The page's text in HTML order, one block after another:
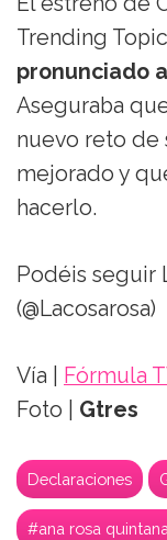
Trending
pronunciado
Aseguraba
nuevo reto de
mejorado y
hacerlo.
Podéis seguir
(@Lacosarosa)
Vía |
Fórmula
Foto | Gtres
Declaraciones
#ana rosa